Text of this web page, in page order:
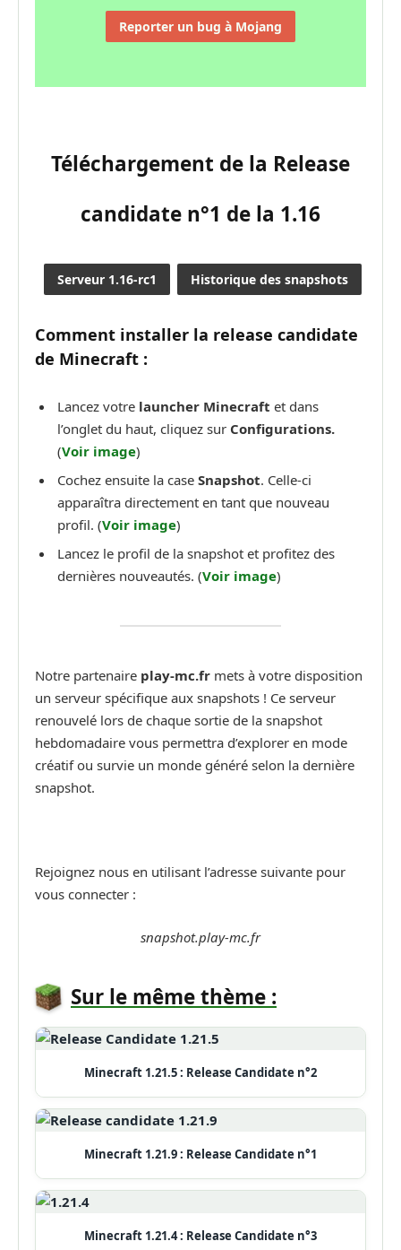
Reporter un bug à Mojang
Téléchargement de la Release
candidate n°1 de la 1.16
Serveur 1.16-rc1 Historique des snapshots
Comment installer la release candidate
de Minecraft :
Lancez votre launcher Minecraft et dans
l’onglet du haut, cliquez sur Configurations.
(Voir image)
Cochez ensuite la case Snapshot. Celle-ci
apparaîtra directement en tant que nouveau
profil. (Voir image)
Lancez le profil de la snapshot et profitez des
dernières nouveautés. (Voir image)
Notre partenaire play-mc.fr mets à votre disposition
un serveur spécifique aux snapshots ! Ce serveur
renouvelé lors de chaque sortie de la snapshot
hebdomadaire vous permettra d’explorer en mode
créatif ou survie un monde généré selon la dernière
snapshot.
Rejoignez nous en utilisant l’adresse suivante pour
vous connecter :
snapshot.play-mc.fr
Sur le même thème :
Minecraft 1.21.5 : Release Candidate n°2
Minecraft 1.21.9 : Release Candidate n°1
Minecraft 1.21.4 : Release Candidate n°3